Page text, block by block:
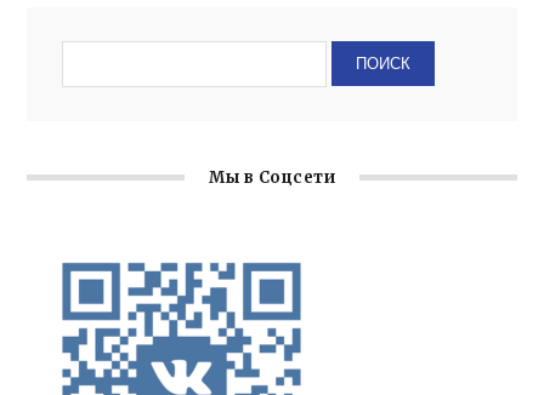
Мы в Соцсети